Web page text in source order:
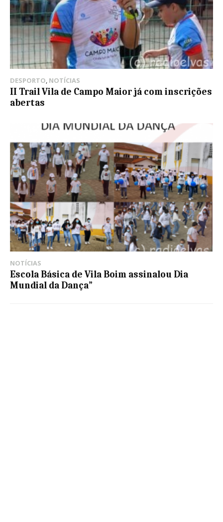
DESPORTO, NOTÍCIAS
II Trail Vila de Campo Maior já com inscrições
abertas
NOTÍCIAS
Escola Básica de Vila Boim assinalou Dia
Mundial da Dança”